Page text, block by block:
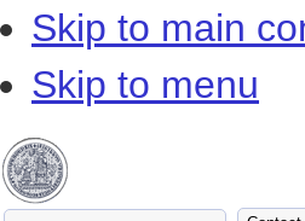
Skip to main
Skip to menu